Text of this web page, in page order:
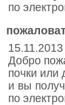
по
15.11.2013
Добро
почки или
и вы
по